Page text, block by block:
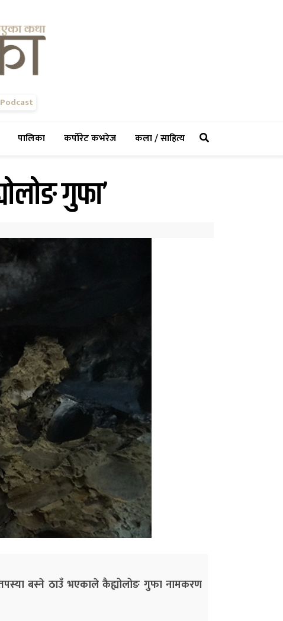
Podcast
पालिका(current)कर्पोरेट कभरेज(current)कला / साहित्य(current)
गुफा’
बस्ने ठाउँ भएकाले कैह्योलोङ गुफा नामकरण